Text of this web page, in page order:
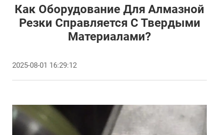
Как Оборудование Для Алмазной
Резки Справляется С Твердыми
Материалами?
2025-08-01 16:29:12